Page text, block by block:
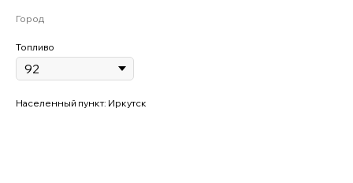
Город
Топливо
Населенный пункт: Иркутск